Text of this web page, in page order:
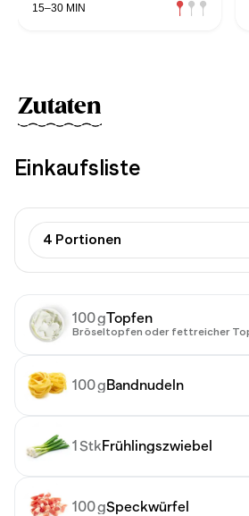
15–30 MIN
Zutaten